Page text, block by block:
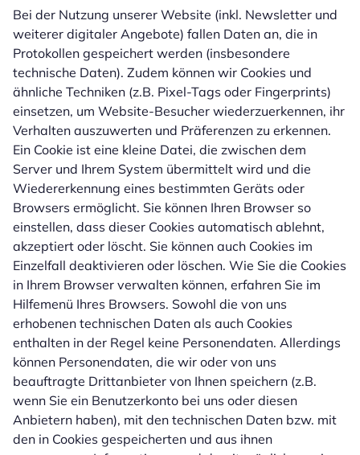
Bei der Nutzung unserer Website (inkl. Newsletter und
weiterer digitaler Angebote) fallen Daten an, die in
Protokollen gespeichert werden (insbesondere
technische Daten). Zudem können wir Cookies und
ähnliche Techniken (z.B. Pixel-Tags oder Fingerprints)
einsetzen, um Website-Besucher wiederzuerkennen, ihr
Verhalten auszuwerten und Präferenzen zu erkennen.
Ein Cookie ist eine kleine Datei, die zwischen dem
Server und Ihrem System übermittelt wird und die
Wiedererkennung eines bestimmten Geräts oder
Browsers ermöglicht. Sie können Ihren Browser so
einstellen, dass dieser Cookies automatisch ablehnt,
akzeptiert oder löscht. Sie können auch Cookies im
Einzelfall deaktivieren oder löschen. Wie Sie die Cookies
in Ihrem Browser verwalten können, erfahren Sie im
Hilfemenü Ihres Browsers. Sowohl die von uns
erhobenen technischen Daten als auch Cookies
enthalten in der Regel keine Personendaten. Allerdings
können Personendaten, die wir oder von uns
beauftragte Drittanbieter von Ihnen speichern (z.B.
wenn Sie ein Benutzerkonto bei uns oder diesen
Anbietern haben), mit den technischen Daten bzw. mit
den in Cookies gespeicherten und aus ihnen